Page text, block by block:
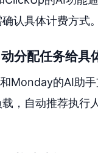
认具体计费方式。
分配任务给具
Monday的AI助手
，自动推荐执行